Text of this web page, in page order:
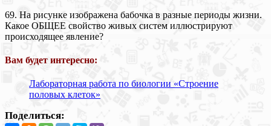
69. На рисунке изображена бабочка в разные периоды жизни.
Какое ОБЩЕЕ свойство живых систем иллюстрируют
происходящее явление?
Вам будет интересно:
Лабораторная работа по биологии «Строение
половых клеток»
Поделиться: